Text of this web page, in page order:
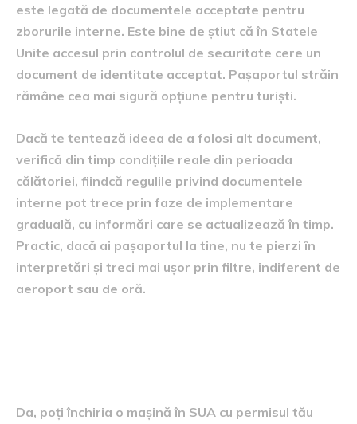
este legată de documentele acceptate pentru
zborurile interne. Este bine de știut că în Statele
Unite accesul prin controlul de securitate cere un
document de identitate acceptat. Pașaportul străin
rămâne cea mai sigură opțiune pentru turiști.
Dacă te tentează ideea de a folosi alt document,
verifică din timp condițiile reale din perioada
călătoriei, fiindcă regulile privind documentele
interne pot trece prin faze de implementare
graduală, cu informări care se actualizează în timp.
Practic, dacă ai pașaportul la tine, nu te pierzi în
interpretări și treci mai ușor prin filtre, indiferent de
aeroport sau de oră.
Da, poți închiria o mașină în SUA cu permisul tău